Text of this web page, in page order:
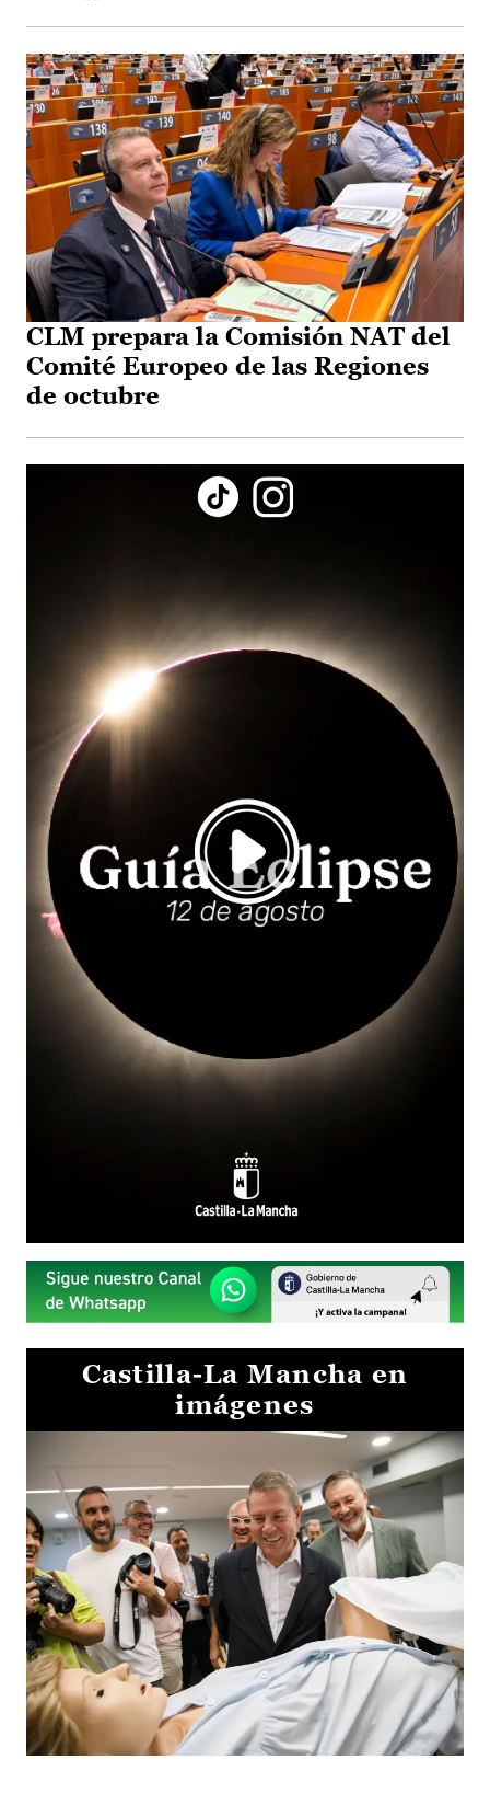
CLM prepara la Comisión NAT del
Comité Europeo de las Regiones
de octubre
Castilla-La Mancha en
imágenes